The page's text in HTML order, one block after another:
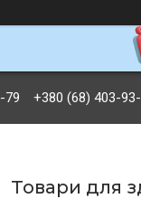
79 +380 (68) 403-
Товари для